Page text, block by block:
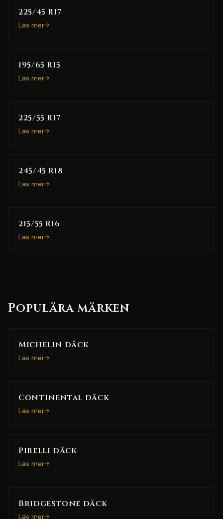
225/45 R17
Läs mer
195/65 R15
Läs mer
225/55 R17
Läs mer
245/45 R18
Läs mer
215/55 R16
Läs mer
Populära märken
Michelin däck
Läs mer
Continental däck
Läs mer
Pirelli däck
Läs mer
Bridgestone däck
Läs mer